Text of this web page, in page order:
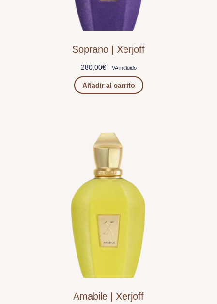
Soprano | Xerjoff
280,00€ IVA incluido
Añadir al carrito
Amabile | Xerjoff